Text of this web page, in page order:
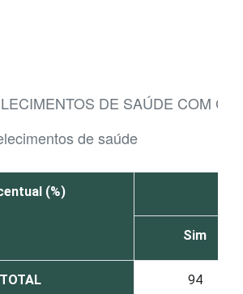
DE SAÚDE COM
de saúde
(%)
Sim
TOTAL 94